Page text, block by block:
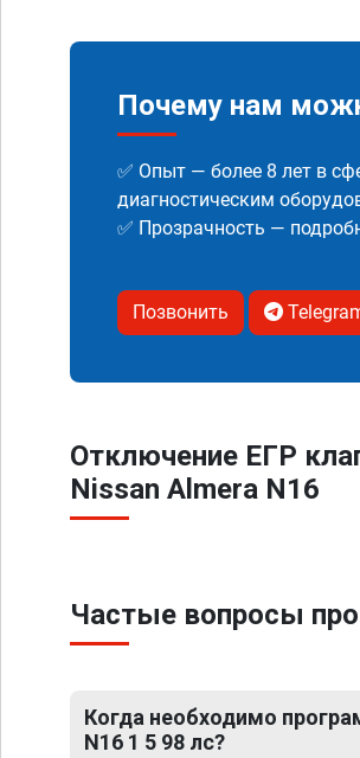
Почему нам
✅ Опыт — более 8 лет в
диагностическим
✅ Прозрачность —
Позвонить
Отключение ЕГР
Nissan Almera N16
Частые вопросы
Когда необходимо
N16 1 5 98 лс?